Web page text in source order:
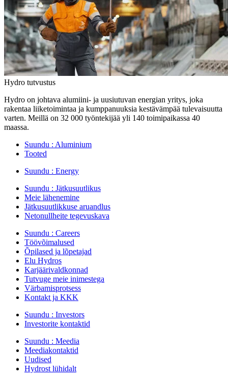
Hydro tutvustus
Hydro on johtava alumiini- ja uusiutuvan energian yritys, joka
rakentaa liiketoimintaa ja kumppanuuksia kestävämpää tulevaisuutta
varten. Meillä on 32 000 työntekijää yli 140 toimipaikassa 40
maassa.
Suundu : Aluminium
Tooted
Suundu : Energy
Suundu : Jätkusuutlikus
Meie lähenemine
Jätkusuutlikkuse aruandlus
Netonullheite tegevuskava
Suundu : Careers
Töövõimalused
Õpilased ja lõpetajad
Elu Hydros
Karjäärivaldkonnad
Tutvuge meie inimestega
Värbamisprotsess
Kontakt ja KKK
Suundu : Investors
Investorite kontaktid
Suundu : Meedia
Meediakontaktid
Uudised
Hydrost lühidalt